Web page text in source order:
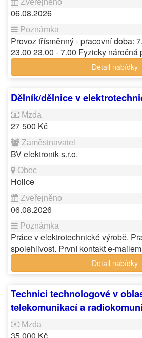
06.08.2026
Provoz třísměnný - pracovní doba:
23.00 23.00 - 7.00 Fyzicky
Detail nabídky
Dělník/dělnice v
27 500 Kč
BV elektronik s.r.o.
Holice
06.08.2026
Práce v elektrotechnické výrobě.
spolehlivost. První kontakt e-
Detail nabídky
Technici technologové v
telekomunikací a